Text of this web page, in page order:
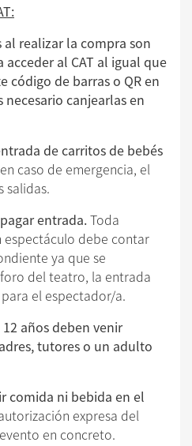
al realizar la compra son
al CAT al igual que
código de barras o QR en
canjearlas en
de carritos de bebés
caso de emergencia, el
salidas.
entrada.Toda
espectáculo debe contar
ya que se
del teatro, la entrada
el espectador/a.
años deben venir
tutores o un adulto
comida ni bebida en el
expresa del
en concreto.